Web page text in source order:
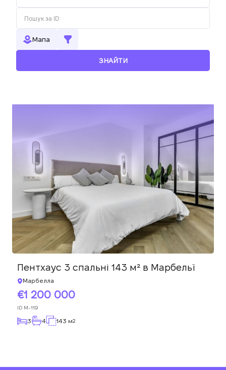
Мапа
ЗНАЙТИ
Пентхаус 3 спальні 143 м² в Марбельї
Марбелла
1 200 000
ID M-119
3 4 143 м2